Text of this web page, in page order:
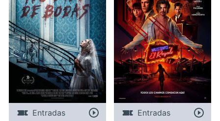
Entradas
Entradas